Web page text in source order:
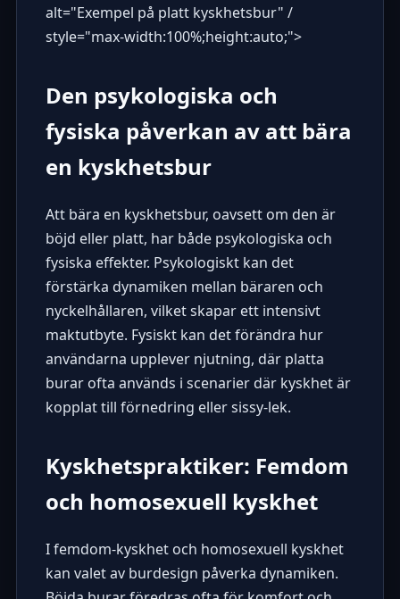
alt="Exempel på platt kyskhetsbur" /
style="max-width:100%;height:auto;">
Den psykologiska och
fysiska påverkan av att bära
en kyskhetsbur
Att bära en kyskhetsbur, oavsett om den är
böjd eller platt, har både psykologiska och
fysiska effekter. Psykologiskt kan det
förstärka dynamiken mellan bäraren och
nyckelhållaren, vilket skapar ett intensivt
maktutbyte. Fysiskt kan det förändra hur
användarna upplever njutning, där platta
burar ofta används i scenarier där kyskhet är
kopplat till förnedring eller sissy-lek.
Kyskhetspraktiker: Femdom
och homosexuell kyskhet
I femdom-kyskhet och homosexuell kyskhet
kan valet av burdesign påverka dynamiken.